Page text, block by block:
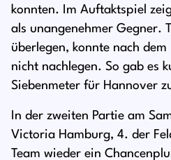
konnten. Im Auftaktspiel
als unangenehmer Gegner.
überlegen, konnte nach
nicht nachlegen. So gab es
Siebenmeter für Hannover
In der zweiten Partie am
Victoria Hamburg, 4. der
Team wieder ein